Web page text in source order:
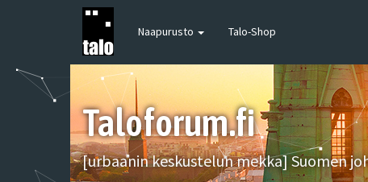
Naapurusto Talo-Shop
Taloforum.fi
[urbaanin keskustelun mekka] Suomen